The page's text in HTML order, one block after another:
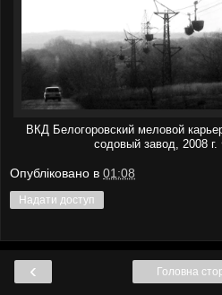
ВКД Белогоровский меловой
содовый завод, 2008
Опубліковано в 01:08
Надати доступ
‹ Головна